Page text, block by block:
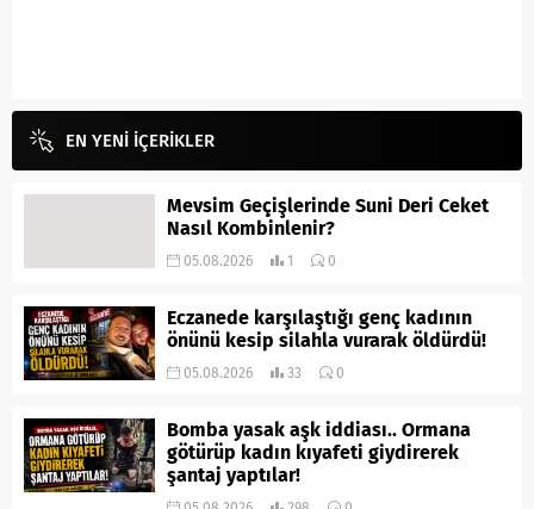
EN YENİ İÇERİKLER
Mevsim Geçişlerinde Suni Deri Ceket
Nasıl Kombinlenir?
05.08.2026 1 0
Eczanede karşılaştığı genç kadının
önünü kesip silahla vurarak öldürdü!
05.08.2026 33 0
Bomba yasak aşk iddiası.. Ormana
götürüp kadın kıyafeti giydirerek
şantaj yaptılar!